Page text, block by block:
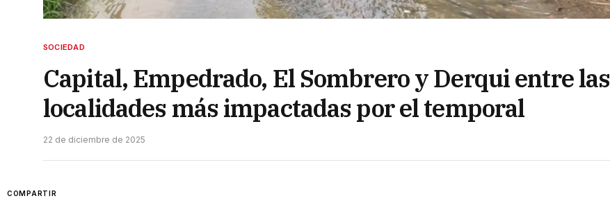
SOCIEDAD
Capital, Empedrado, El Sombrero y Derqui entre las
localidades más impactadas por el temporal
22 de diciembre de 2025
COMPARTIR